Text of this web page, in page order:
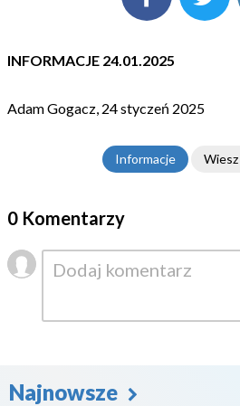
INFORMACJE 24.01.2025
Adam Gogacz, 24 styczeń 2025
Informacje
0 Komentarzy
Najnowsze